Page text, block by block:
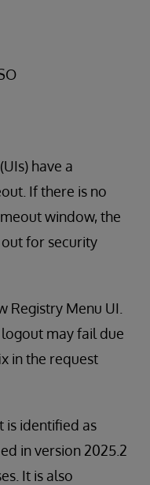
have a
If there is no
window, the
for security
Registry Menu UI.
may fail due
in the request
is identified as
in version 2025.2
It is also